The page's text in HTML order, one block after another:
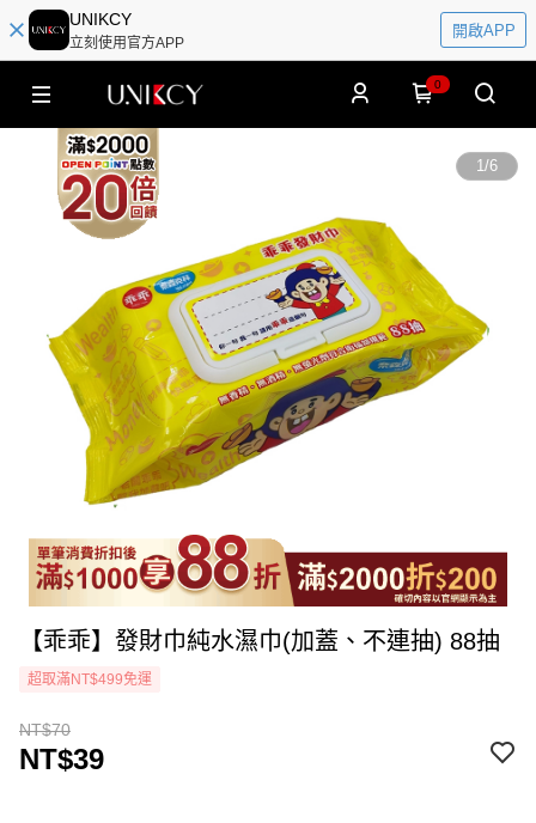
UNIKCY
立刻使用官方APP
開啟APP
0
1/6
【乖乖】發財巾純水濕巾(加蓋、不連抽) 88抽
超取滿NT$499免運
NT$70
NT$39